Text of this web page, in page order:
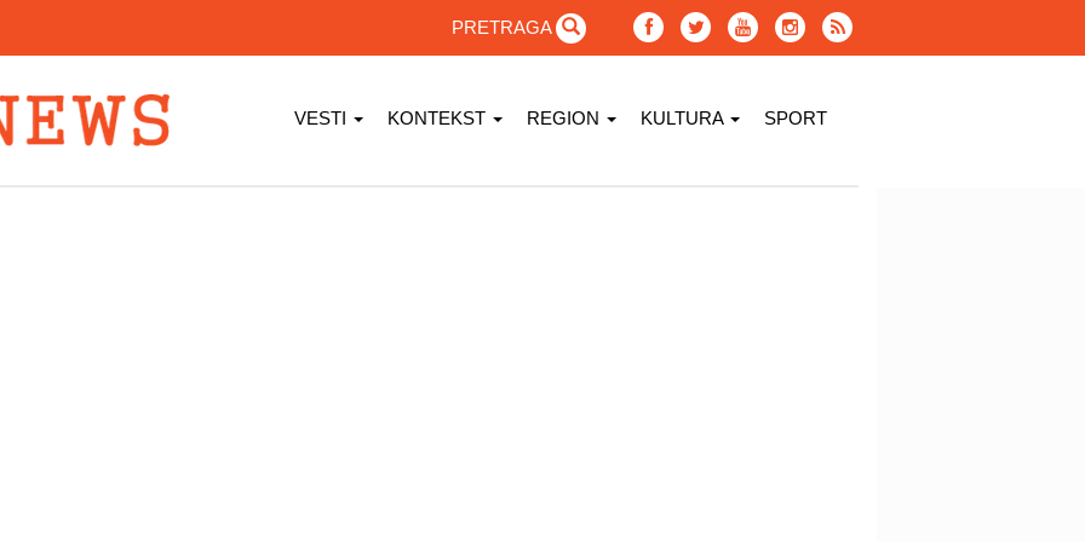
PRETRAGA
VESTI KONTEKST REGION KULTURA SPORT